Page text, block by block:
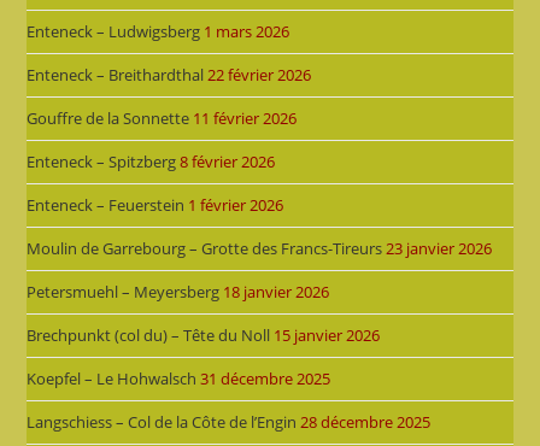
Enteneck – Ludwigsberg 1 mars 2026
Enteneck – Breithardthal22 février 2026
Gouffre de la Sonnette 11 février 2026
Enteneck – Spitzberg8 février 2026
Enteneck – Feuerstein 1 février 2026
Moulin de Garrebourg – Grotte des Francs-Tireurs23 janvier 2026
Petersmuehl – Meyersberg 18 janvier 2026
Brechpunkt (col du) – Tête du Noll 15 janvier 2026
Koepfel – Le Hohwalsch 31 décembre 2025
Langschiess – Col de la Côte de l’Engin 28 décembre 2025